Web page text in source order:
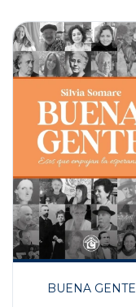
BUENA GENTE